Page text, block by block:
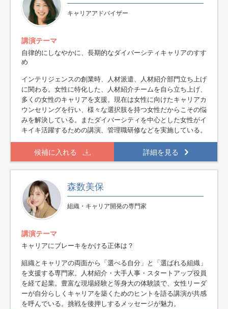
キャリアアドバイザー
講演テーマ
自律的にしなやかに、長期的なダイバーシティキャリアのすす
め
インテリジェンスの創業時、人材派遣、人材紹介部門立ち上げ
に関わる。女性に特化した、人材紹介チームを自ら立ち上げ、
多くの女性のキャリアを支援。現在は女性に向けたキャリアカ
ウンセリングを行い、様々な選択肢を持つ女性だからこその悩
みを解決している。またダイバーシティを中心とした女性がイ
キイキ活躍するための講演、管理職研修などを実施している。
候補に入れる 詳細を見る
森数美保
組織・キャリア開発の専門家
講演テーマ
キャリアにブレーキをかける正体は？
組織とキャリアの両面から「選べる自分」と「選ばれる組織」
を支援する専門家。人材紹介・大手人事・スタートアップ役員
を経て起業。豊富な現場経験と等身大の体験談で、女性リーダ
ーが自分らしくキャリアを築くためのヒントを語る講演が共感
を呼んでいる。挑戦を後押しするメッセージが魅力。